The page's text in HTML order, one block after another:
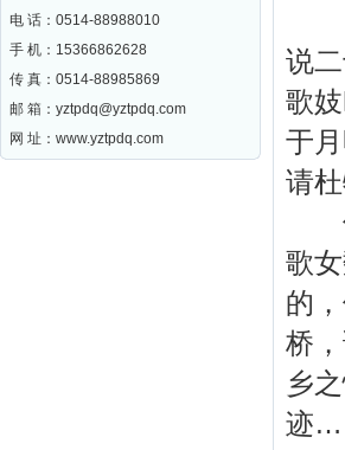
电 话：0514-88988010
手 机：15366862628
传 真：0514-88985869
邮 箱： yztpdq@yztpdq.com
网 址： www.yztpdq.com
《
说
歌
于
请杜
传
歌
的
桥
乡
迹